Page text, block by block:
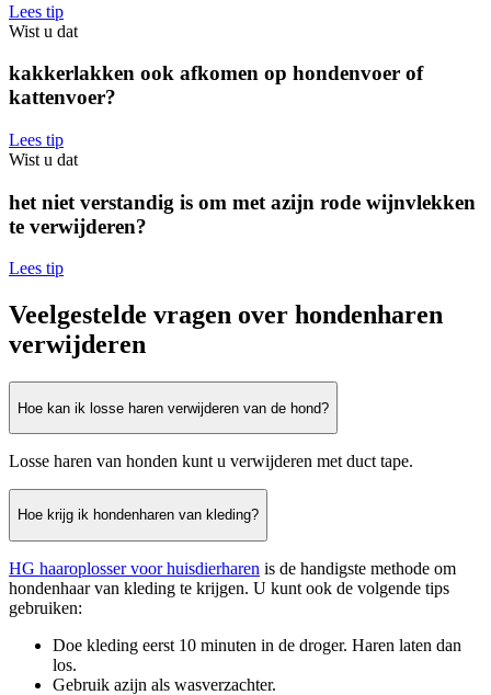
Lees tip
Wist u dat
kakkerlakken ook afkomen op hondenvoer of
kattenvoer?
Lees tip
Wist u dat
het niet verstandig is om met azijn rode wijnvlekken
te verwijderen?
Lees tip
Veelgestelde vragen over hondenharen
verwijderen
Hoe kan ik losse haren verwijderen van de hond?
Losse haren van honden kunt u verwijderen met duct tape.
Hoe krijg ik hondenharen van kleding?
HG haaroplosser voor huisdierharen is de handigste methode om
hondenhaar van kleding te krijgen. U kunt ook de volgende tips
gebruiken:
Doe kleding eerst 10 minuten in de droger. Haren laten dan
los.
Gebruik azijn als wasverzachter.